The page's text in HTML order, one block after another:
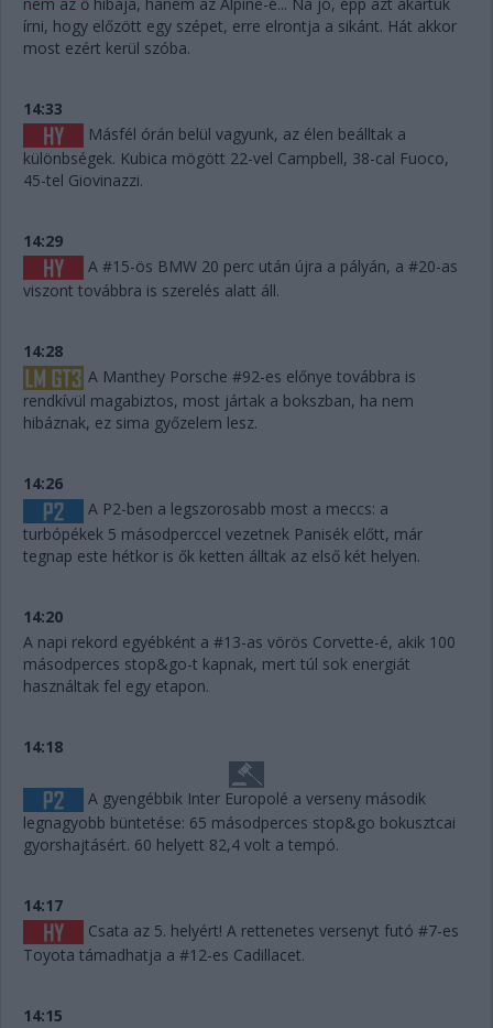
írni, hogy előzött egy szépet, erre elrontja a sikánt. Hát akkor
most ezért kerül szóba.
14:33
Másfél órán belül vagyunk, az élen beálltak a
különbségek. Kubica mögött 22-vel Campbell, 38-cal Fuoco,
45-tel Giovinazzi.
14:29
A #15-ös BMW 20 perc után újra a pályán, a #20-as
viszont továbbra is szerelés alatt áll.
14:28
A Manthey Porsche #92-es előnye továbbra is
rendkívül magabiztos, most jártak a bokszban, ha nem
hibáznak, ez sima győzelem lesz.
14:26
A P2-ben a legszorosabb most a meccs: a
turbópékek 5 másodperccel vezetnek Panisék előtt, már
tegnap este hétkor is ők ketten álltak az első két helyen.
14:20
A napi rekord egyébként a #13-as vörös Corvette-é, akik 100
másodperces stop&go-t kapnak, mert túl sok energiát
használtak fel egy etapon.
14:18
A gyengébbik Inter Europolé a verseny második
legnagyobb büntetése: 65 másodperces stop&go bokusztcai
gyorshajtásért. 60 helyett 82,4 volt a tempó.
14:17
Csata az 5. helyért! A rettenetes versenyt futó #7-es
Toyota támadhatja a #12-es Cadillacet.
14:15